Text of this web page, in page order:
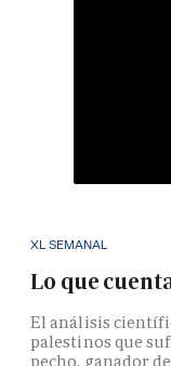
XL SEMANAL
Lo que
El análisis
palestinos que
pecho, ganador